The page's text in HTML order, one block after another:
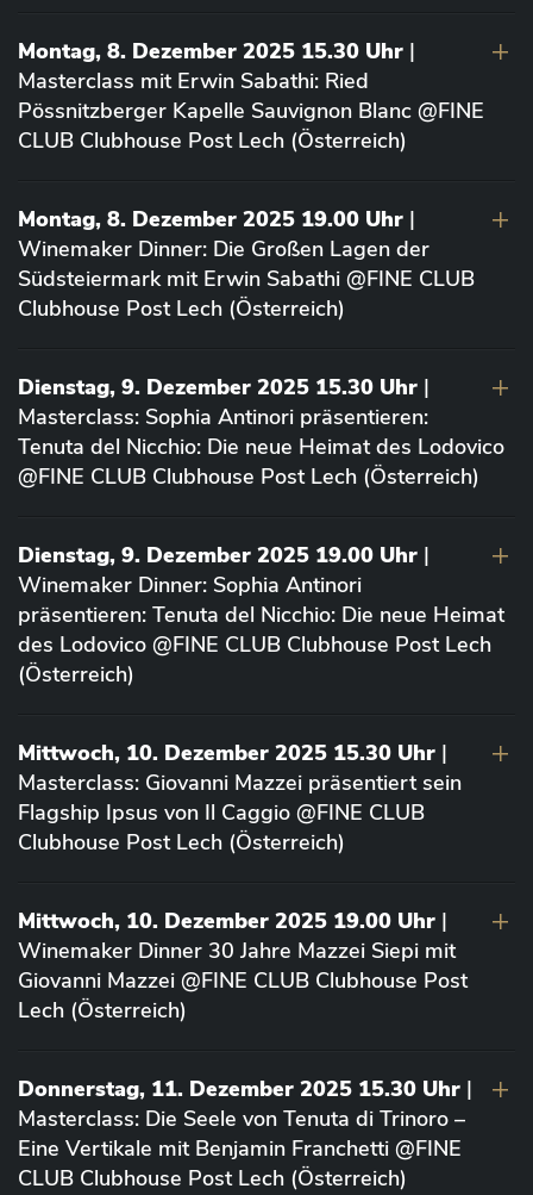
Montag, 8. Dezember 2025 15.30 Uhr |
Masterclass mit Erwin Sabathi: Ried
Pössnitzberger Kapelle Sauvignon Blanc @FINE
CLUB Clubhouse Post Lech (Österreich)
Montag, 8. Dezember 2025 19.00 Uhr |
Winemaker Dinner: Die Großen Lagen der
Südsteiermark mit Erwin Sabathi @FINE CLUB
Clubhouse Post Lech (Österreich)
Dienstag, 9. Dezember 2025 15.30 Uhr |
Masterclass: Sophia Antinori präsentieren:
Tenuta del Nicchio: Die neue Heimat des Lodovico
@FINE CLUB Clubhouse Post Lech (Österreich)
Dienstag, 9. Dezember 2025 19.00 Uhr |
Winemaker Dinner: Sophia Antinori
präsentieren: Tenuta del Nicchio: Die neue Heimat
des Lodovico @FINE CLUB Clubhouse Post Lech
(Österreich)
Mittwoch, 10. Dezember 2025 15.30 Uhr |
Masterclass: Giovanni Mazzei präsentiert sein
Flagship Ipsus von Il Caggio @FINE CLUB
Clubhouse Post Lech (Österreich)
Mittwoch, 10. Dezember 2025 19.00 Uhr |
Winemaker Dinner 30 Jahre Mazzei Siepi mit
Giovanni Mazzei @FINE CLUB Clubhouse Post
Lech (Österreich)
Donnerstag, 11. Dezember 2025 15.30 Uhr |
Masterclass: Die Seele von Tenuta di Trinoro –
Eine Vertikale mit Benjamin Franchetti @FINE
CLUB Clubhouse Post Lech (Österreich)